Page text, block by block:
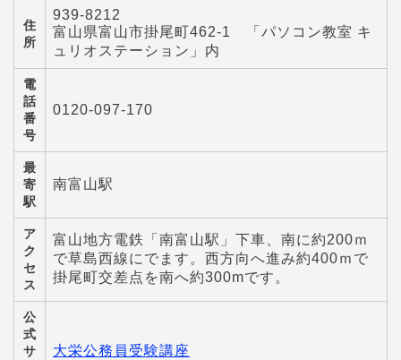
住
所
939-8212
富山県富山市掛尾町462-1 「パソコン教室 キ
ュリオステーション」内
電
話
番
号
0120-097-170
最
寄
駅
南富山駅
ア
ク
セ
ス
富山地方電鉄「南富山駅」下車、南に約200ｍ
で草島西線にでます。西方向へ進み約400ｍで
掛尾町交差点を南へ約300mです。
公
式
サ
大栄公務員受験講座